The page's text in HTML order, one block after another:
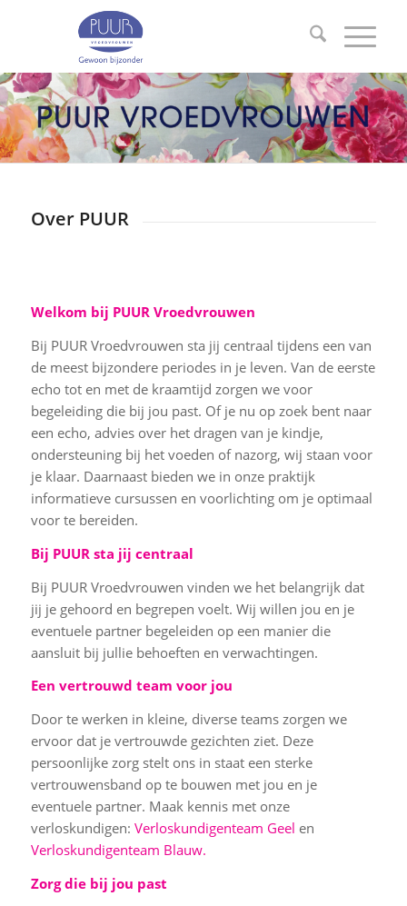
Over PUUR
Welkom bij PUUR Vroedvrouwen
Bij PUUR Vroedvrouwen sta jij centraal tijdens een van
de meest bijzondere periodes in je leven. Van de eerste
echo tot en met de kraamtijd zorgen we voor
begeleiding die bij jou past. Of je nu op zoek bent naar
een echo, advies over het dragen van je kindje,
ondersteuning bij het voeden of nazorg, wij staan voor
je klaar. Daarnaast bieden we in onze praktijk
informatieve cursussen en voorlichting om je optimaal
voor te bereiden.
Bij PUUR sta jij centraal
Bij PUUR Vroedvrouwen vinden we het belangrijk dat
jij je gehoord en begrepen voelt. Wij willen jou en je
eventuele partner begeleiden op een manier die
aansluit bij jullie behoeften en verwachtingen.
Een vertrouwd team voor jou
Door te werken in kleine, diverse teams zorgen we
ervoor dat je vertrouwde gezichten ziet. Deze
persoonlijke zorg stelt ons in staat een sterke
vertrouwensband op te bouwen met jou en je
eventuele partner. Maak kennis met onze
verloskundigen: Verloskundigenteam Geel en
Verloskundigenteam Blauw.
Zorg die bij jou past